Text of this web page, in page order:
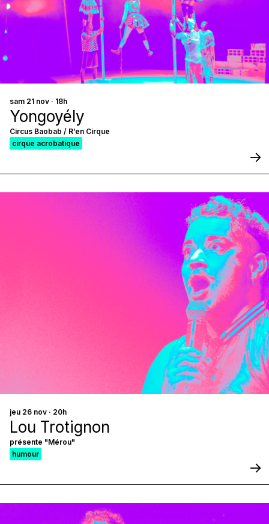
Yongoyély
sam 21 nov · 18h
Circus Baobab / R’en Cirque
cirque acrobatique
Lou Trotignon
jeu 26 nov · 20h
présente "Mérou"
humour